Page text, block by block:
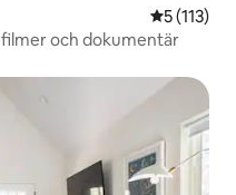
5 av 5 i
5 (113)
filmer och dokumentär